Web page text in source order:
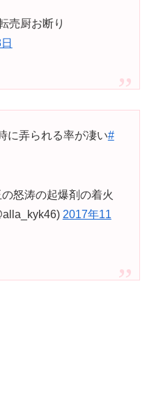
売厨お断り
に弄られる率が凄い#
怒涛の起爆剤の着火
2017年11